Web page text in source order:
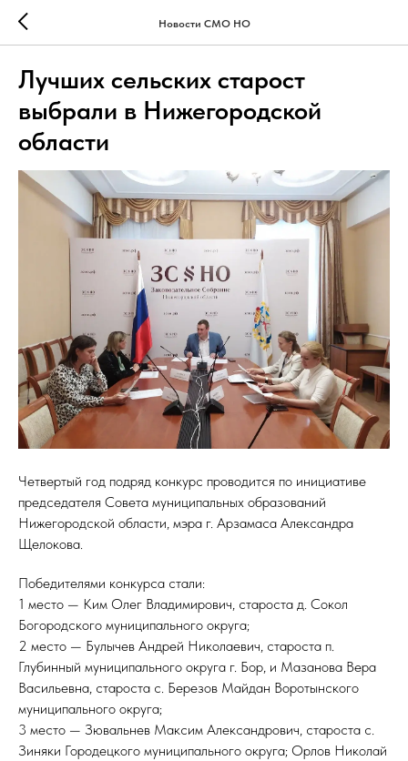
Новости СМО НО
Лучших сельских старост
выбрали в Нижегородской
области
Четвертый год подряд конкурс проводится по инициативе
председателя Совета муниципальных образований
Нижегородской области, мэра г. Арзамаса Александра
Щелокова.
Победителями конкурса стали:
1 место — Ким Олег Владимирович, староста д. Сокол
Богородского муниципального округа;
2 место — Булычев Андрей Николаевич, староста п.
Глубинный муниципального округа г. Бор, и Мазанова Вера
Васильевна, староста с. Березов Майдан Воротынского
муниципального округа;
3 место — Зювальнев Максим Александрович, староста с.
Зиняки Городецкого муниципального округа; Орлов Николай